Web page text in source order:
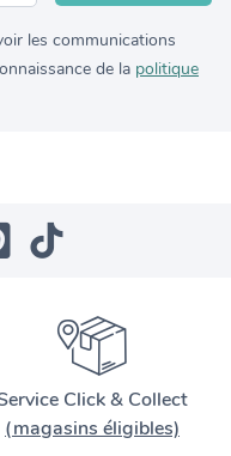
les communications
de la politique
Click & Collect
(magasins éligibles)